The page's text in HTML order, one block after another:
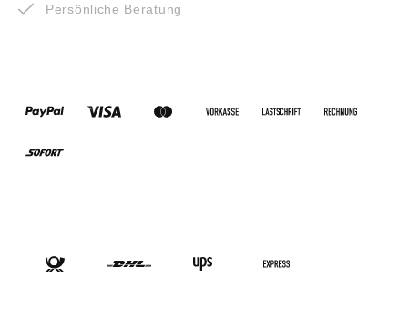
Persönliche Beratung